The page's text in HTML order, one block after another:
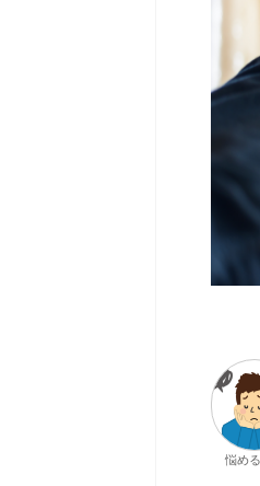
悩め